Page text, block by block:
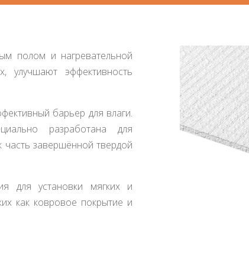
полом и нагревательной
улучшают эффективность
барьер для влаги.
разработана для
часть завершённой твердой
для установки мягких и
как ковровое покрытие и